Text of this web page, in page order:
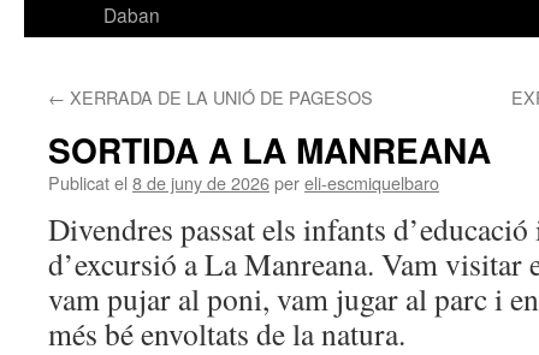
Daban
← XERRADA DE LA UNIÓ DE PAGESOS
SORTIDA A LA MANREANA
Publicat el 8 de juny de 2026pereli-escmiquelbaro
Divendres passat els infants
d’excursió a La Manreana. Vam visitar
vam pujar al poni, vam jugar al parc i
més bé envoltats de la natura.